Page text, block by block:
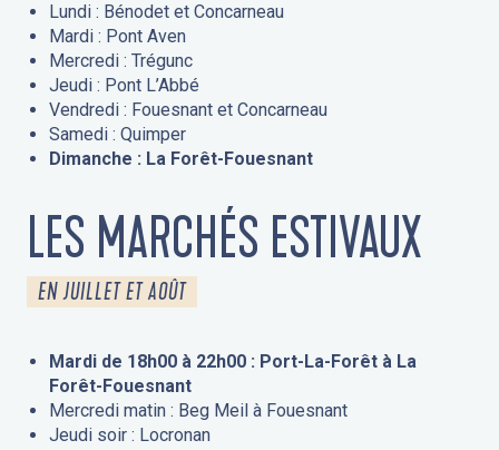
Lundi : Bénodet et Concarneau
Mardi : Pont Aven
Mercredi : Trégunc
Jeudi : Pont L’Abbé
Vendredi : Fouesnant et Concarneau
Samedi : Quimper
Dimanche : La Forêt-Fouesnant
LES MARCHÉS ESTIVAUX
EN JUILLET ET AOÛT
Mardi de 18h00 à 22h00 : Port-La-Forêt à La
Forêt-Fouesnant
Mercredi matin : Beg Meil à Fouesnant
Jeudi soir : Locronan